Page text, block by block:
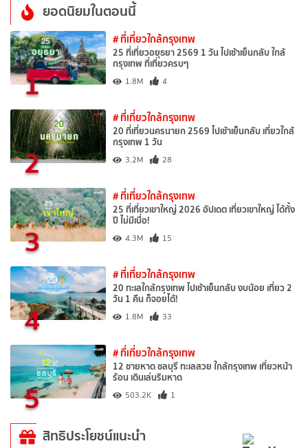
ยอดนิยมในตอนนี้
1
# ที่เที่ยวใกล้กรุงเทพ
25 ที่เที่ยวอยุธยา 2569 1 วัน ไปเช้าเย็นกลับ ใกล้
กรุงเทพ ที่เที่ยวครบๆ
1.8M 4
2
# ที่เที่ยวใกล้กรุงเทพ
20 ที่เที่ยวนครนายก 2569 ไปเช้าเย็นกลับ เที่ยวใกล้
กรุงเทพ 1 วัน
3.2M 28
3
# ที่เที่ยวใกล้กรุงเทพ
25 ที่เที่ยวเขาใหญ่ 2026 อัปเดต เที่ยวเขาใหญ่ ได้ทั้ง
ปี ไม่มีเบื่อ!
4.3M 15
4
# ที่เที่ยวใกล้กรุงเทพ
20 ทะเลใกล้กรุงเทพ ไปเช้าเย็นกลับ งบน้อย เที่ยว 2
วัน 1 คืน ก็จอยได้!
1.8M 33
5
# ที่เที่ยวใกล้กรุงเทพ
12 ชายหาด ชลบุรี ทะเลสวย ใกล้กรุงเทพ เที่ยวหน้า
ร้อน เดินเล่นริมหาด
503.2K 1
สิทธิประโยชน์แนะนำ